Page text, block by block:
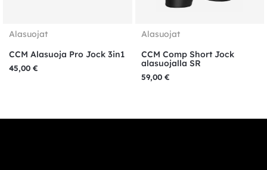
Alasuojat
CCM Alasuoja Pro Jock 3in1
45,00 €
Alasuojat
CCM Comp Short Jock
alasuojalla SR
59,00 €